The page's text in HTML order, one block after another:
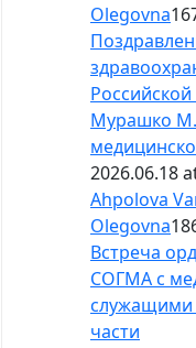
Olegovna
Мурашко
2026.06.18
Ahpolova
Olegovna
Встреча
СОГМА с
служащими
части